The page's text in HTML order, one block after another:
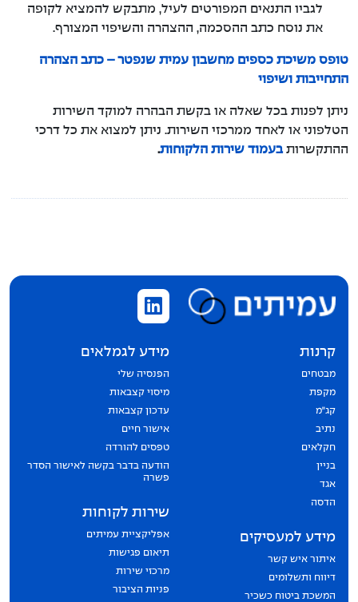
לגביו התנאים המפורטים לעיל, מתבקש להמציא לקופה
את נוסח כתב ההסכמה, ההצהרה והשיפוי המצורף.
טופס משיכת כספים מחשבון עמית שנפטר – כתב הצהרה
התחייבות ושיפוי
ניתן לפנות בכל שאלה או בקשת הבהרה למוקד השירות
הטלפוני או לאחד ממרכזי השירות. ניתן למצוא את כל דרכי
ההתקשרותבעמוד שירות הלקוחות.
קרנות
מבטחים
מקפת
קג״מ
נתיב
חקלאים
בניין
אגד
הדסה
מידע למעסיקים
איתור איש קשר
דיווח ותשלומים
המשכת ביטוח כשכיר
מידע לגמלאים
הפנסיה שלי
מיסוי קצבאות
עדכון קצבאות
אישור חיים
טפסים להורדה
הודעה בדבר בקשה לאישור הסדר
פשרה
שירות לקוחות
אפליקציית עמיתים
תיאום פגישות
מרכזי שירות
פניות הציבור